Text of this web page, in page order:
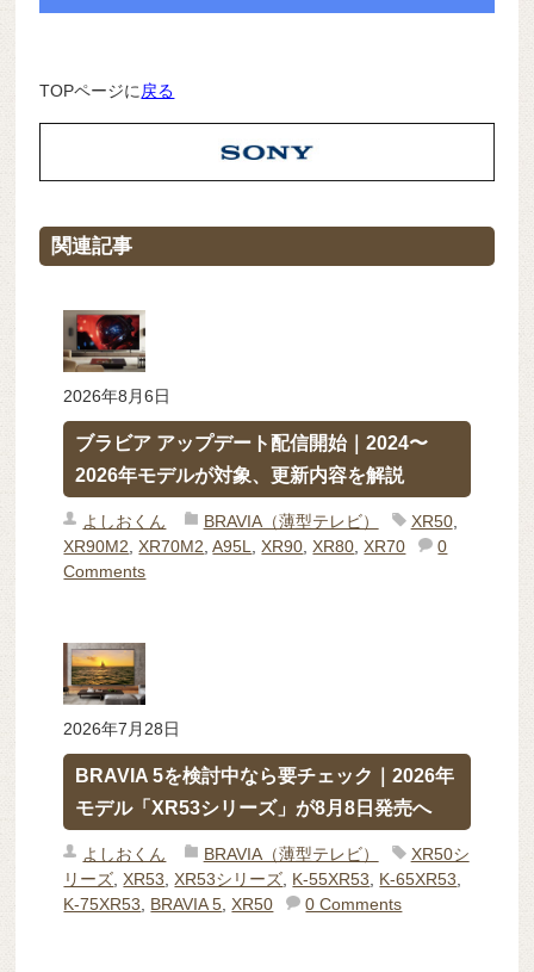
TOPページに 戻る
関連記事
2026年8月6日
ブラビア アップデート配信開始｜2024〜
2026年モデルが対象、更新内容を解説
よしおくん BRAVIA（薄型テレビ） XR50,
XR90M2 ,XR70M2 ,A95L ,XR90 ,XR80 ,XR70
0
Comments
2026年7月28日
BRAVIA 5を検討中なら要チェック｜2026年
モデル「XR53シリーズ」が8月8日発売へ
よしおくん BRAVIA（薄型テレビ）
XR50シ
リーズ ,XR53 ,XR53シリーズ K-55XR53 K-65XR53
K-75XR53
BRAVIA 5 ,XR50 0 Comments